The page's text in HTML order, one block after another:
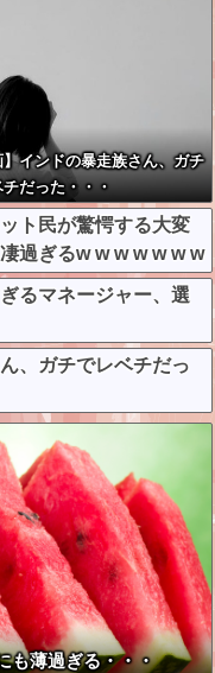
】インドの暴走族さん、ガチ
チだった・・・
ト民が驚愕する大変
過ぎるw w w w w w w
るマネージャー、選
、ガチでレベチだっ
も薄過ぎる・・・